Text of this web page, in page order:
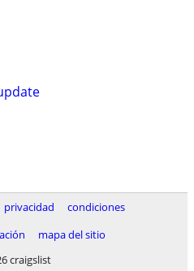
privacidad
condiciones
mapa del sitio
craigslist